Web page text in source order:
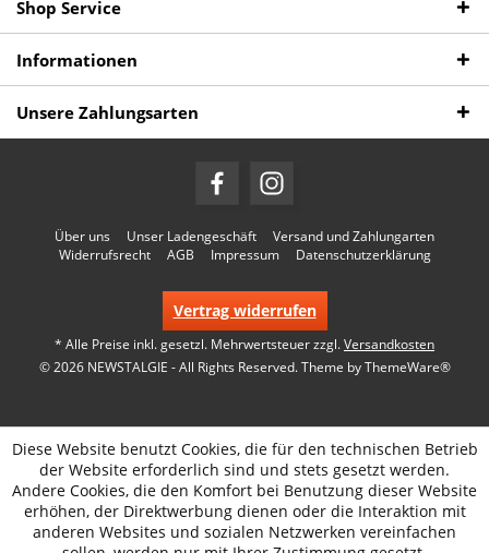
Shop Service
Informationen
Unsere Zahlungsarten
Über uns Unser Ladengeschäft
Versand und Zahlungarten
Widerrufsrecht
AGB Impressum Datenschutzerklärung
Vertrag widerrufen
* Alle Preise inkl. gesetzl. Mehrwertsteuer zzgl.Versandkosten
© 2026 NEWSTALGIE - All Rights Reserved. Theme byThemeWare®
Diese Website benutzt Cookies, die für den technischen Betrieb
der Website erforderlich sind und stets gesetzt werden.
Andere Cookies, die den Komfort bei Benutzung dieser Website
erhöhen, der Direktwerbung dienen oder die Interaktion mit
anderen Websites und sozialen Netzwerken vereinfachen